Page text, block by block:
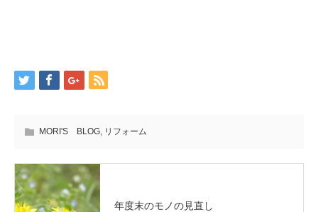
MORI'S BLOG, リフォーム
年度末のモノの見直し